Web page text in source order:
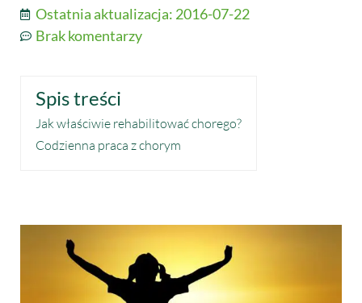
Ostatnia aktualizacja: 2016-07-22
Brak komentarzy
Spis treści
Jak właściwie rehabilitować chorego?
Codzienna praca z chorym